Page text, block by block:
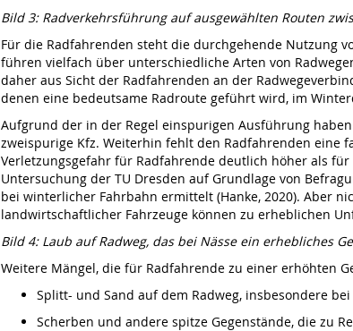
Bild 3: Radverkehrsführung auf ausgewählten Routen
Für die Radfahrenden steht die durchgehende Nutzung
führen vielfach über unterschiedliche Arten von
daher aus Sicht der Radfahrenden an der
denen eine bedeutsame Radroute geführt wird, im
Aufgrund der in der Regel einspurigen Ausführung
zweispurige Kfz. Weiterhin fehlt den Radfahrenden eine
Verletzungsgefahr für Radfahrende deutlich höher als
Untersuchung der TU Dresden auf Grundlage von
bei winterlicher Fahrbahn ermittelt (Hanke, 2020). Aber
landwirtschaftlicher Fahrzeuge können zu erheblichen
Bild 4: Laub auf Radweg, das bei Nässe ein erhebliches
Weitere Mängel, die für Radfahrende zu einer erhöhten
Splitt- und Sand auf dem Radweg, insbesondere
Scherben und andere spitze Gegenstände, die zu